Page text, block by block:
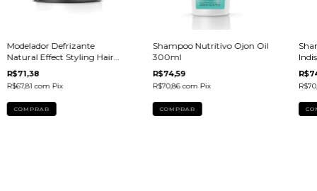
Modelador Defrizante
Natural Effect Styling Hair
90g
R$71,38
R$67,81com Pix
Shampoo Nutritivo Ojon Oil
300ml
R$74,59
R$70,86com Pix